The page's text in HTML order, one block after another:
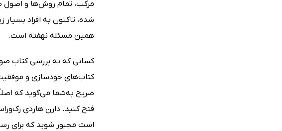
مرکب، تمام روش‌ها و اصول
شده، تاکنون به افراد
همین مسئله نهفته است.
کسانی که به بررسی کتاب
کتاب‌های خودسازی و موفقیت
صریح به‌شما می‌گوید که
فتح کنید. دارن هاردی
است مجبور شوید که برای